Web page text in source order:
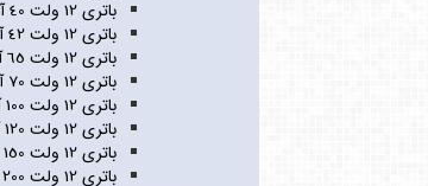
باتری 12 ولت 40 آمپر
باتری 12 ولت 42 آمپر
باتری 12 ولت 65 آمپر
باتری 12 ولت 70 آمپر
باتری 12 ولت 100 آمپر
باتری 12 ولت 120 آمپر
باتری 12 ولت 150 آمپر
باتری 12 ولت 200 آمپر